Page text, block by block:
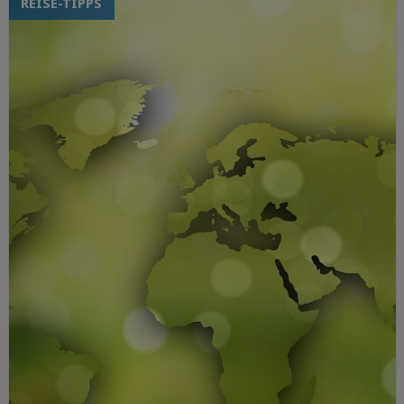
verschiedenen Teilen der Welt zu treffen,
Erfahrungen zu sammeln. Diese
großartige Erfahrung bringt jedoch auch
Schwierigkeiten mit sich. Die Suche nach
dem perfekten Kurs, der Universität, der
Unterkunft und dem Studium im Ausland
kann sehr schwierig sein. Hier sind einige
Tipps für internationale Studierende, die
in einem anderen Land studieren möchten.